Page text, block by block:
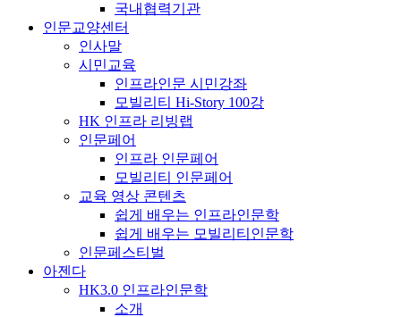
국내협력기관
인문교양센터
인사말
시민교육
인프라인문 시민강좌
모빌리티 Hi-Story 100강
HK 인프라 리빙랩
인문페어
인프라 인문페어
모빌리티 인문페어
교육 영상 콘텐츠
쉽게 배우는 인프라인문학
쉽게 배우는 모빌리티인문학
인문페스티벌
아젠다
HK3.0 인프라인문학
소개